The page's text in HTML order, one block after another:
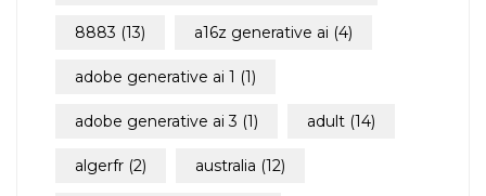
8883 (13) a16z generative ai (4)
adobe generative ai 1 (1)
adobe generative ai 3 (1) adult (14)
algerfr (2) australia (12)